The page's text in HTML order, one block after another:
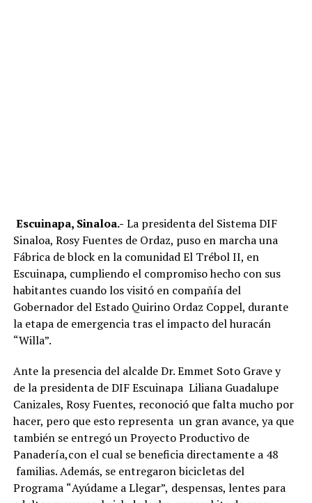
Escuinapa, Sinaloa.- La presidenta del Sistema DIF
Sinaloa, Rosy Fuentes de Ordaz, puso en marcha una
Fábrica de block en la comunidad El Trébol II, en
Escuinapa, cumpliendo el compromiso hecho con sus
habitantes cuando los visitó en compañía del
Gobernador del Estado Quirino Ordaz Coppel, durante
la etapa de emergencia tras el impacto del huracán
“Willa”.
Ante la presencia del alcalde Dr. Emmet Soto Gravey
dela presidenta de DIF Escuinapa Liliana Guadalupe
Canizales, Rosy Fuentes, reconoció quefalta mucho por
hacer, pero que estorepresentaun gran avance, ya que
también se entregóun ProyectoProductivo de
Panadería,con el cual sebeneficia directamente a 48
familias. Además, se entregaronbicicletas del
Programa “Ayúdame a Llegar”, despensas, lentes para